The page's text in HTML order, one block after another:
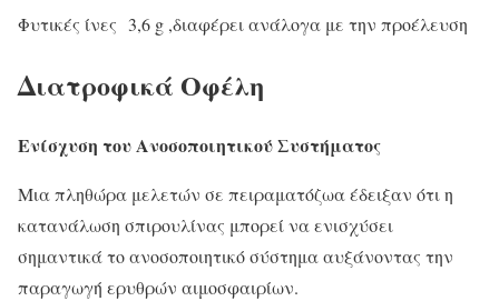
Φυτικές ίνες 3,6 g ,διαφέρει ανάλογα με την προέλευση
Διατροφικά Οφέλη
Ενίσχυση του Ανοσοποιητικού Συστήματος
Μια πληθώρα μελετών σε πειραματόζωα έδειξαν ότι η
κατανάλωση σπιρουλίνας μπορεί να ενισχύσει
σημαντικά το ανοσοποιητικό σύστημα αυξάνοντας την
παραγωγή ερυθρών αιμοσφαιρίων.